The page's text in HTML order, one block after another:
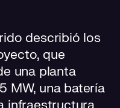
describió los
que
una planta
MW, una batería